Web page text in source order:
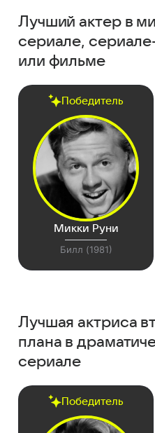
Лучший актер в
сериале,
или фильме
Победитель
Микки Руни
Билл (1981)
Лучшая актриса
плана в
сериале
Победитель